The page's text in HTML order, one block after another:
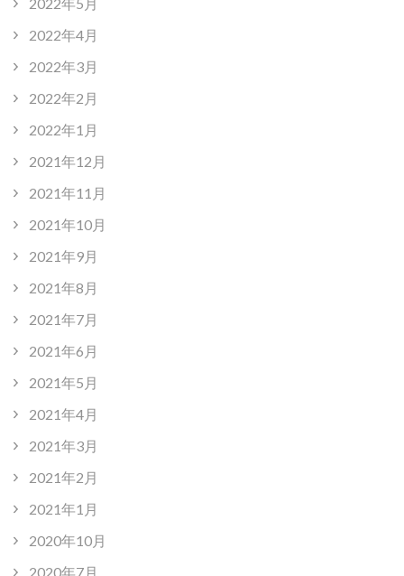
2022年4月
2022年3月
2022年2月
2022年1月
2021年12月
2021年11月
2021年10月
2021年9月
2021年8月
2021年7月
2021年6月
2021年5月
2021年4月
2021年3月
2021年2月
2021年1月
2020年10月
2020年7月